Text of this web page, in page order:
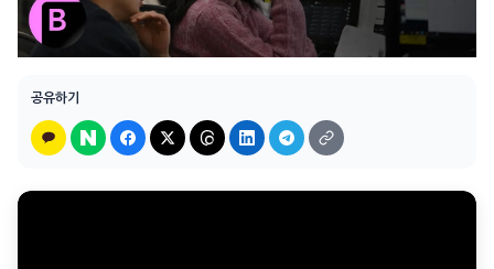
공유하기